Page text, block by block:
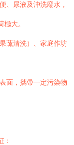
、尿液及沖洗廢水，
大。
蔬清洗）、家庭作坊
面，攜帶一定污染物
：